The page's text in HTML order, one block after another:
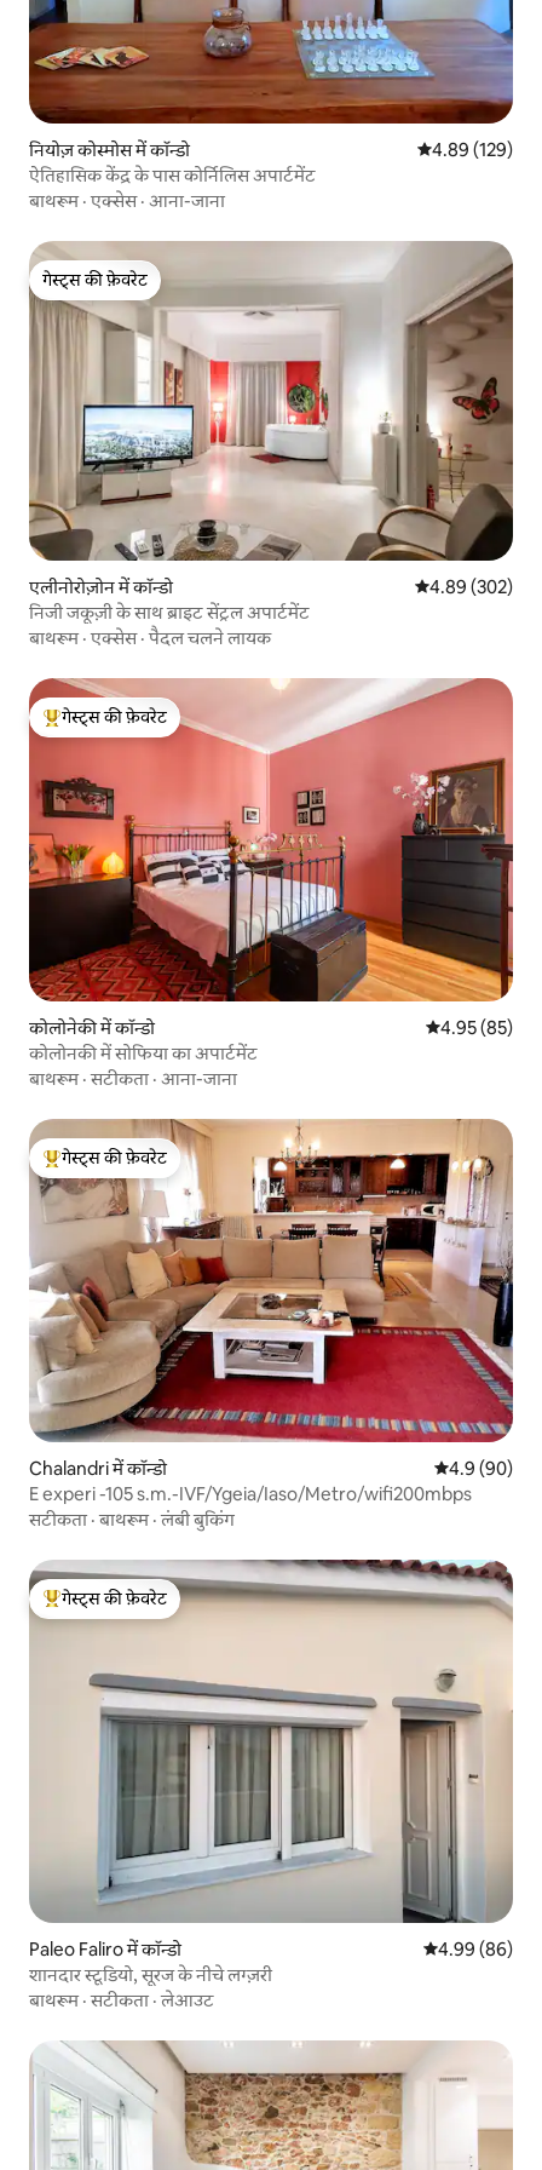
नियोज़ कोस्मोस में कॉन्डो औसत रेटिंग 5 में से
4.89 (129)
ऐतिहासिक केंद्र के पास कोर्निलिस अपार्टमेंट
बाथरूम·एक्सेस· आना-जाना
गेस्ट्स की फ़ेवरेट
गेस्ट्स की फ़ेवरेट
एलीनोरोज़ोन में कॉन्डो औसत रेटिंग 5 में से
4.89 (302)
निजी जकूज़ी के साथ ब्राइट सेंट्रल अपार्टमेंट
बाथरूम·एक्सेस·पैदल चलने लायक
गेस्ट्स का टॉप फ़ेवरेट
गेस्ट्स की फ़ेवरेट
कोलोनेकी में कॉन्डो औसत रेटिंग 5 में
4.95 (85)
कोलोनकी में सोफिया का अपार्टमेंट
बाथरूम·सटीकता · आना-जाना
गेस्ट्स का टॉप फ़ेवरेट
गेस्ट्स की फ़ेवरेट
Chalandri में कॉन्डो औसत रेटिंग 5 में
4.9 (90)
E experi -105 s.m.-IVF/Ygeia/Iaso/Metro/wifi200mbps
सटीकता ·बाथरूम·लंबी बुकिंग
गेस्ट्स का टॉप फ़ेवरेट
गेस्ट्स की फ़ेवरेट
Paleo Faliro में कॉन्डो औसत रेटिंग 5 में
4.99 (86)
शानदार स्टूडियो, सूरज के नीचे लग्ज़री
बाथरूम·सटीकता ·लेआउट